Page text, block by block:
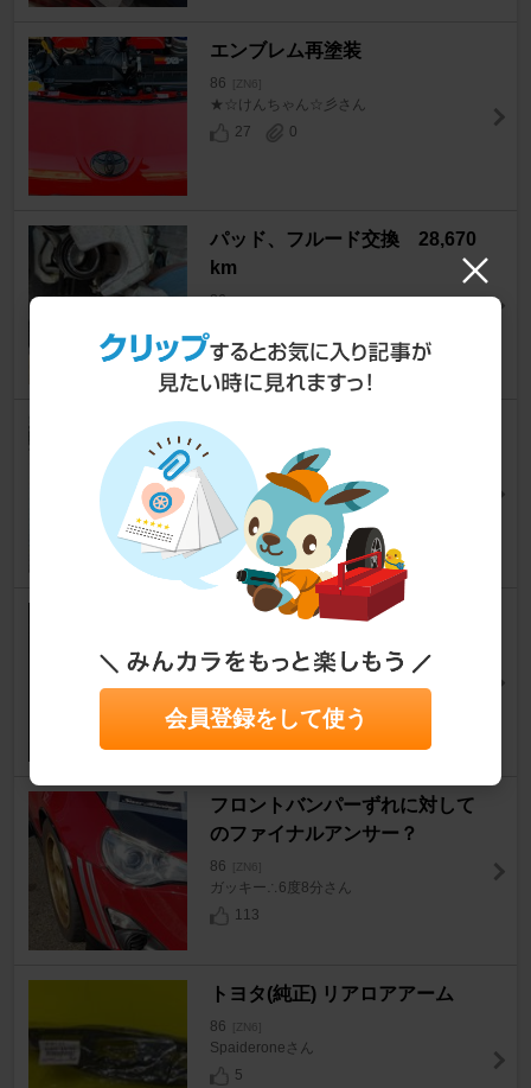
エンブレム再塗装
86 [ZN6]
★☆けんちゃん☆彡さん
27
0
パッド、フルード交換 28,670
km
86 [ZN6]
12
シフトがスムーズになる方法
[ZN6]
ぱんじーさん
160
白86 シフトノブ交換
86 [ZN6]
チャボスケさん
フロントバンパーずれに対して
のファイナルアンサー？
86 [ZN6]
ガッキー∴6度8分さん
113
トヨタ(純正) リアロアアーム
86 [ZN6]
Spaideroneさん
5
会員登録をして使う